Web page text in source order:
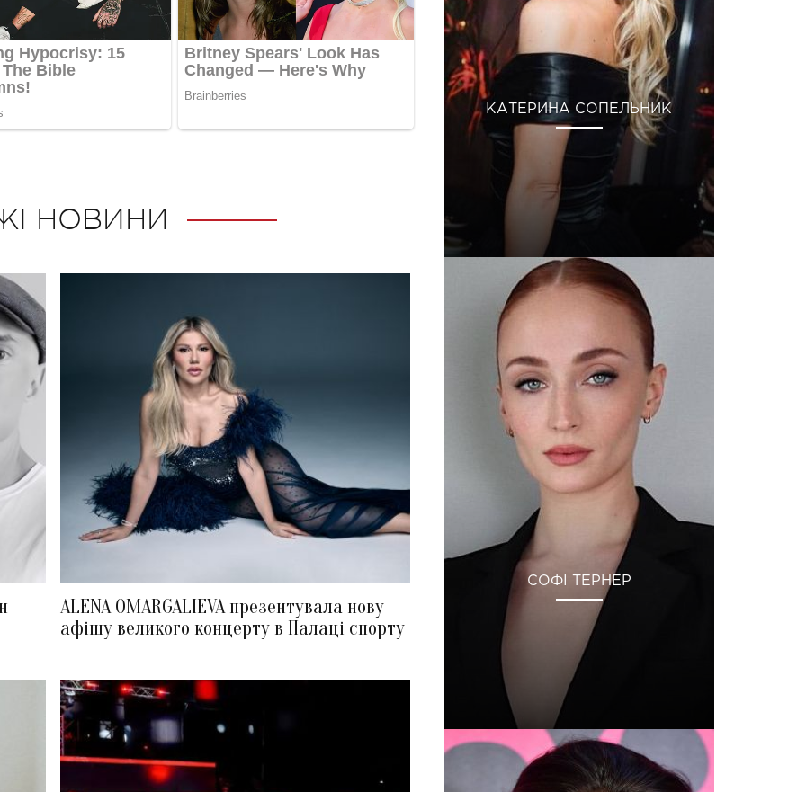
НОВИНИ
ALENA OMARGALIEVA презентувала нову
афішу великого концерту в Палаці спорту
КАТЕРИНА СОПЕЛЬНИК
СОФІ ТЕРНЕР